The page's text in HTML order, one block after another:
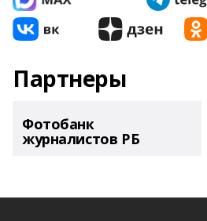
Партнеры
Фотобанк
журналистов РБ